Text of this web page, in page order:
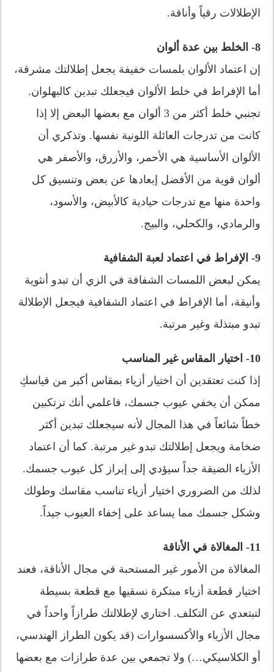
الإطلالات رقياً وأناقة.
8- الخلط بين عدة ألوان
إن اعتماد الألوان بلمسات خفيفة يجعل إطلالتك مشرقة،
أما الإفراط في خلط الألوان فيجعلك تبدين كالبهلوان.
تجنبي خلط أكثر من 3 ألوان مع بعضها البعض إلا إذا
كانت من تدرجات العائلة اللونية نفسها. وتذكري أن
الألوان الأساسية هي الأحمر، والأزرق، والأصفر هي
ألوان قوية من الأفضل إبعادها عن بعض وتنسيق كل
واحدة منها مع تدرجات حيادية كالأبيض، والأسود،
والرمادي، والكحلي، والبيج.
9- الإفراط في اعتماد لعبة الشفافية
يمكن لبعض اللمسات الشفافة في الزي أن تبدو أنثوية
وأنيقة، أما الإفراط في اعتماد الشفافية فيجعل الإطلالة
تبدو مبتذلة وغير مرتبة.
10- اختيار المقاس غير المناسب
إذا كنت تعتقدين أن اختيار أزياء بمقاس أكبر من قياسكِ
ممكن أن يخفي عيوب جسمك، فاعلمي أنك ترتكبين
خطاً شائعاً في هذا المجال لأنه سيجعلك تبدين أكثر
ضخامة ويجعل إطلالتك تبدو غير مرتبة. كما أن اعتماد
الأزياء الضيقة جداً سيؤدي إلى إبراز كل عيوب جسمك.
لذلك من الضروري اختيار أزياء تناسب مقاسك وطولك
وشكل جسمك مما يساعد على إخفاء العيوب جيداً.
11- المغالاة في الأناقة
المغالاة من الأمور غير المستحبة في مجال الأناقة، فعند
اختيار قطعة أزياء مبتكرة نسقيها مع قطعة بسيطة
لتبتعدي عن التكلف. اختاري لإطلالتك طرازاً واحداً في
مجال الأزياء والأكسسوارات (قد يكون الطراز الهندسي،
أو الكلاسيكي…) ولا تجمعي بين عدة طرازات مع بعضها